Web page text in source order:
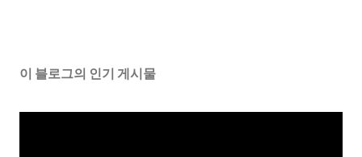
이 블로그의 인기 게시물